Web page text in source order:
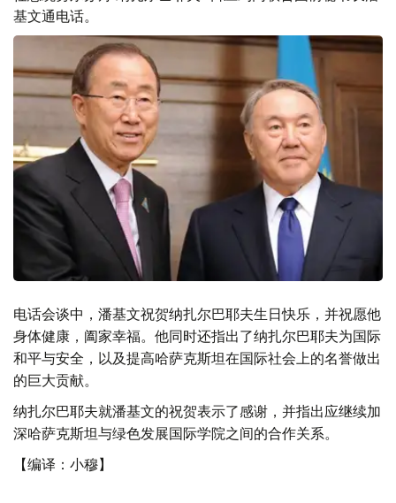
基文通电话。
电话会谈中，潘基文祝贺纳扎尔巴耶夫生日快乐，并祝愿他
身体健康，阖家幸福。他同时还指出了纳扎尔巴耶夫为国际
和平与安全，以及提高哈萨克斯坦在国际社会上的名誉做出
的巨大贡献。
纳扎尔巴耶夫就潘基文的祝贺表示了感谢，并指出应继续加
深哈萨克斯坦与绿色发展国际学院之间的合作关系。
【编译：小穆】